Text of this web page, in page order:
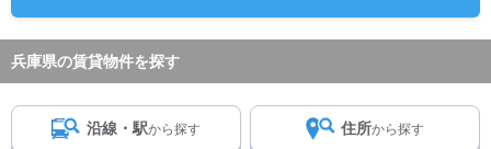
兵庫県の賃貸物件を探す
沿線・駅から探す 住所から探す